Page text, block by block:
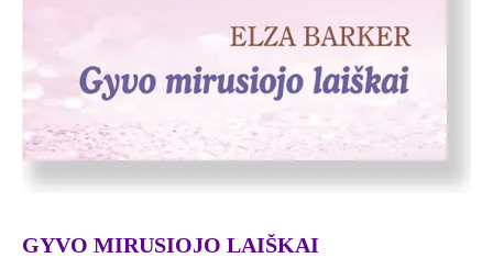
GYVO MIRUSIOJO LAIŠKAI